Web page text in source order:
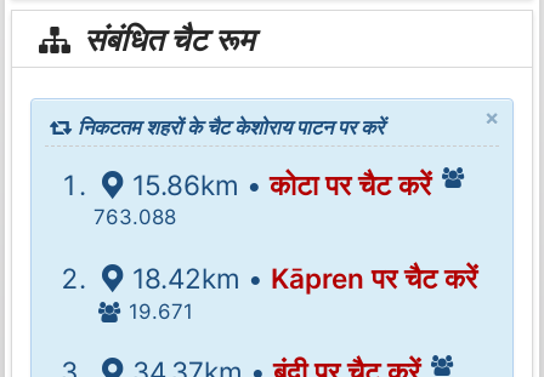
संबंधित चैट रूम
×
निकटतम शहरों के चैट केशोराय पाटन पर करें
15.86km •कोटा पर चैट करें
763.088
18.42km • Kāpren पर चैट करें
19.671